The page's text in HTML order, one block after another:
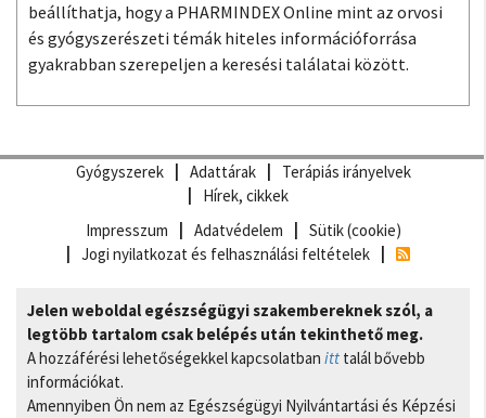
beállíthatja, hogy a PHARMINDEX Online mint az orvosi
és gyógyszerészeti témák hiteles információforrása
gyakrabban szerepeljen a keresési találatai között.
Gyógyszerek Adattárak
Terápiás irányelvek
Hírek, cikkek
Impresszum
Adatvédelem
Sütik (cookie)
Jogi nyilatkozat és felhasználási feltételek
Jelen weboldal egészségügyi szakembereknek szól, a
legtöbb tartalom csak belépés után tekinthető meg.
A hozzáférési lehetőségekkel kapcsolatban itt talál bővebb
információkat.
Amennyiben Ön nem az Egészségügyi Nyilvántartási és Képzési